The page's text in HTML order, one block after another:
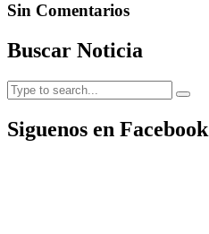
Sin Comentarios
Buscar Noticia
Siguenos en Facebook